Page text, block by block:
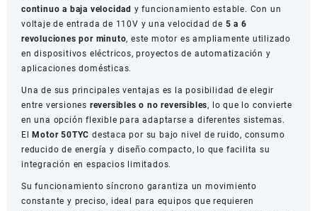
continuo a baja velocidad y funcionamiento estable. Con un
voltaje de entrada de 110V y una velocidad de 5 a 6
revoluciones por minuto, este motor es ampliamente utilizado
en dispositivos eléctricos, proyectos de automatización y
aplicaciones domésticas.
Una de sus principales ventajas es la posibilidad de elegir
entre versiones reversibles o no reversibles, lo que lo convierte
en una opción flexible para adaptarse a diferentes sistemas.
ElMotor 50TYC destaca por su bajo nivel de ruido, consumo
reducido de energía y diseño compacto, lo que facilita su
integración en espacios limitados.
Su funcionamiento síncrono garantiza un movimiento
constante y preciso, ideal para equipos que requieren